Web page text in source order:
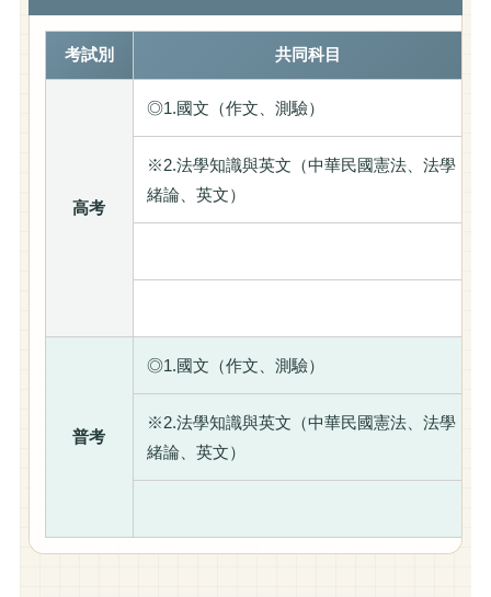
考試別 共同科目
高考
◎1.國文（作文、測驗）
※2.法學知識與英文（中華民國憲法、法學
緒論、英文）
普考
◎1.國文（作文、測驗）
※2.法學知識與英文（中華民國憲法、法學
緒論、英文）